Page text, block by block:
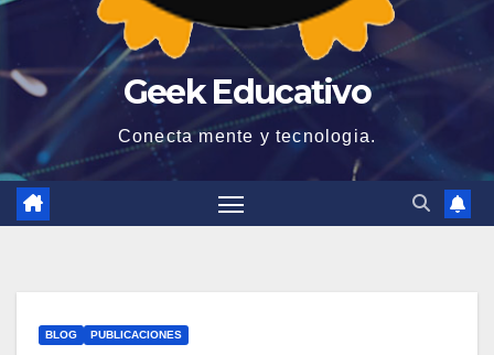
Geek Educativo
Conecta mente y tecnologia.
BLOG PUBLICACIONES